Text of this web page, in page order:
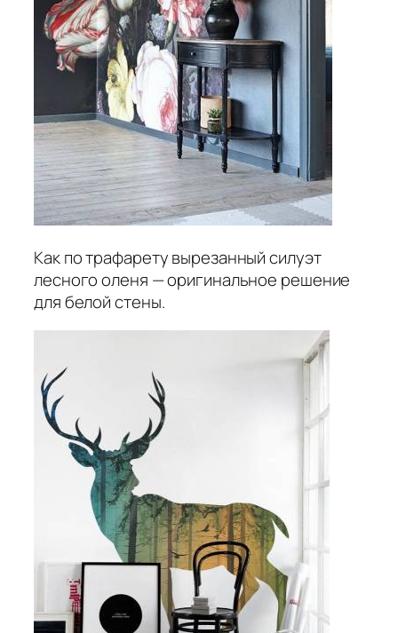
Как по трафарету вырезанный силуэт
лесного оленя — оригинальное решение
для белой стены.